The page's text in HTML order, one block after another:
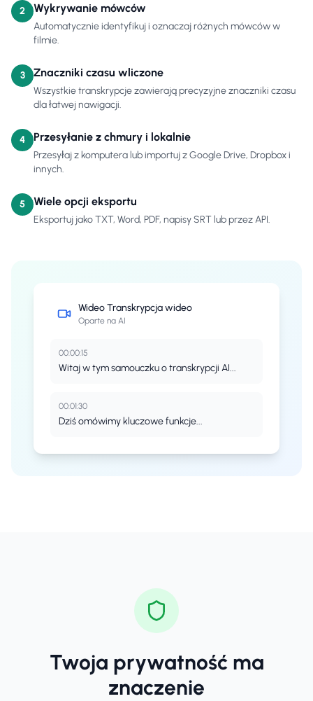
2 Wykrywanie mówców
Automatycznie identyfikuj i oznaczaj różnych mówców w
filmie.
3 Znaczniki czasu wliczone
Wszystkie transkrypcje zawierają precyzyjne znaczniki czasu
dla łatwej nawigacji.
4 Przesyłanie z chmury i lokalnie
Przesyłaj z komputera lub importuj z Google Drive, Dropbox i
innych.
5 Wiele opcji eksportu
Eksportuj jako TXT, Word, PDF, napisy SRT lub przez API.
WideoTranskrypcja wideo
Oparte na AI
00:00:15
Witaj w tym samouczku o transkrypcji AI...
00:01:30
Dziś omówimy kluczowe funkcje...
Twoja prywatność ma
znaczenie